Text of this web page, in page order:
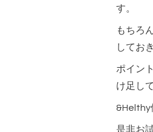
す。
もちろ
してお
ポイン
け足し
是非お